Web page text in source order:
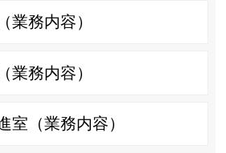
業務内容）
業務内容）
室（業務内容）